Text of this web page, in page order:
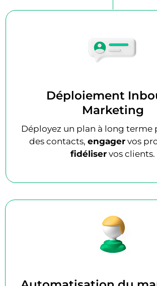
Déploiement
Marketing
Déployez un plan à long terme
des contacts, engagervos
fidéliser vos clients.